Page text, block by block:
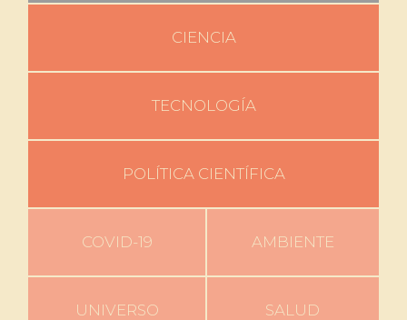
CIENCIA
TECNOLOGÍA
POLÍTICA CIENTÍFICA
COVID-19 AMBIENTE
UNIVERSO SALUD